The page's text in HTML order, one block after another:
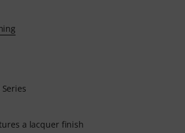
a lacquer finish